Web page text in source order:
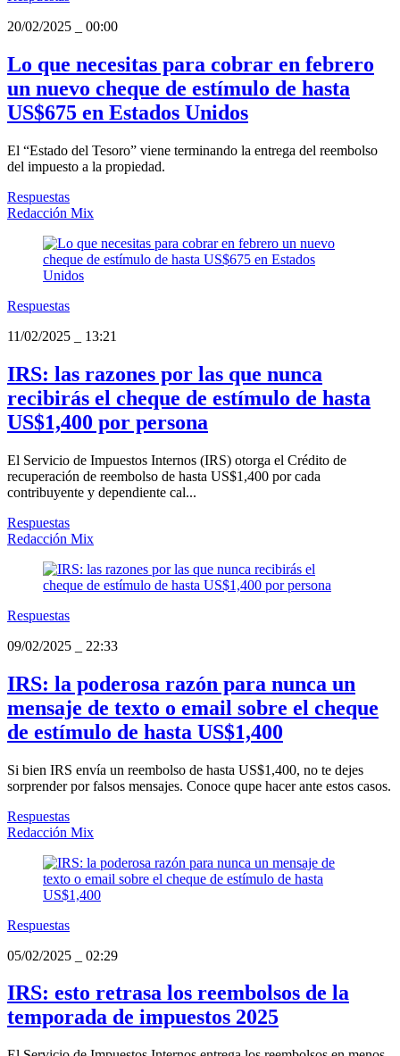
20/02/2025
00:00
Lo que necesitas para cobrar en febrero
un nuevo cheque de estímulo de hasta
US$675 en Estados Unidos
El “Estado del Tesoro” viene terminando la entrega del reembolso
del impuesto a la propiedad.
Respuestas
Redacción Mix
Respuestas
11/02/2025
13:21
IRS: las razones por las que nunca
recibirás el cheque de estímulo de hasta
US$1,400 por persona
El Servicio de Impuestos Internos (IRS) otorga el Crédito de
recuperación de reembolso de hasta US$1,400 por cada
contribuyente y dependiente cal...
Respuestas
Redacción Mix
Respuestas
09/02/2025
22:33
IRS: la poderosa razón para nunca un
mensaje de texto o email sobre el cheque
de estímulo de hasta US$1,400
Si bien IRS envía un reembolso de hasta US$1,400, no te dejes
sorprender por falsos mensajes. Conoce qupe hacer ante estos casos.
Respuestas
Redacción Mix
Respuestas
05/02/2025
02:29
IRS: esto retrasa los reembolsos de la
temporada de impuestos 2025